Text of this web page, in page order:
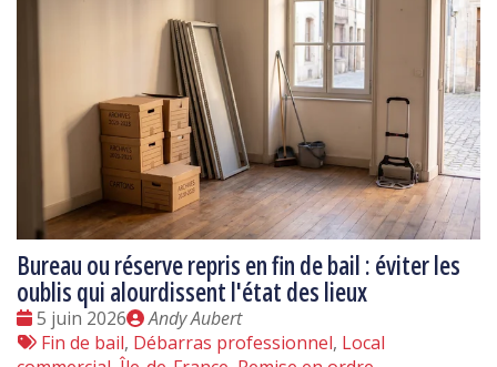
Bureau ou réserve repris en fin de bail : éviter les
oublis qui alourdissent l'état des lieux
Date
:
5 juin 2026
Publié
par
Andy Aubert
Tags
Fin de bail, Débarras professionnel, Local